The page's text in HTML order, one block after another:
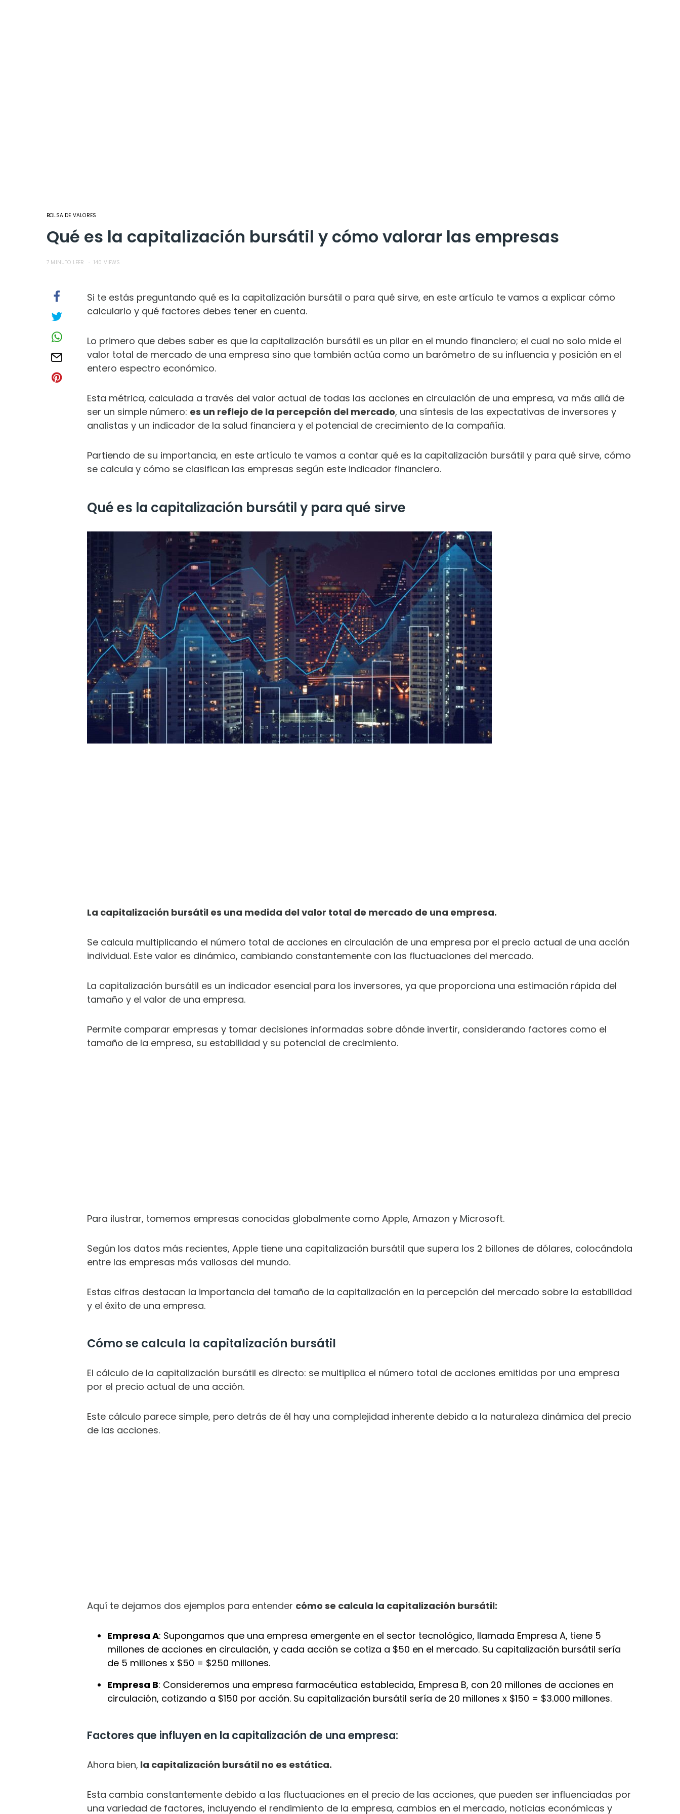
BOLSA DE VALORES
Qué es la capitalización bursátil y cómo valorar las empresas
7 MINUTO LEER 140 VIEWS
Si te estás preguntando qué es la capitalización bursátil o para qué sirve, en este artículo te vamos a explicar cómo
calcularlo y qué factores debes tener en cuenta.
Lo primero que debes saber es que la capitalización bursátil es un pilar en el mundo financiero; el cual no solo mide el
valor total de mercado de una empresa sino que también actúa como un barómetro de su influencia y posición en el
entero espectro económico.
Esta métrica, calculada a través del valor actual de todas las acciones en circulación de una empresa, va más allá de
ser un simple número: es un reflejo de la percepción del mercado, una síntesis de las expectativas de inversores y
analistas y un indicador de la salud financiera y el potencial de crecimiento de la compañía.
Partiendo de su importancia, en este artículo te vamos a contar qué es la capitalización bursátil y para qué sirve, cómo
se calcula y cómo se clasifican las empresas según este indicador financiero.
Qué es la capitalización bursátil y para qué sirve
La capitalización bursátil es una medida del valor total de mercado de una empresa.
Se calcula multiplicando el número total de acciones en circulación de una empresa por el precio actual de una acción
individual. Este valor es dinámico, cambiando constantemente con las fluctuaciones del mercado.
La capitalización bursátil es un indicador esencial para los inversores, ya que proporciona una estimación rápida del
tamaño y el valor de una empresa.
Permite comparar empresas y tomar decisiones informadas sobre dónde invertir, considerando factores como el
tamaño de la empresa, su estabilidad y su potencial de crecimiento.
Para ilustrar, tomemos empresas conocidas globalmente como Apple, Amazon y Microsoft.
Según los datos más recientes, Apple tiene una capitalización bursátil que supera los 2 billones de dólares, colocándola
entre las empresas más valiosas del mundo.
Estas cifras destacan la importancia del tamaño de la capitalización en la percepción del mercado sobre la estabilidad
y el éxito de una empresa.
Cómo se calcula la capitalización bursátil
El cálculo de la capitalización bursátil es directo: se multiplica el número total de acciones emitidas por una empresa
por el precio actual de una acción.
Este cálculo parece simple, pero detrás de él hay una complejidad inherente debido a la naturaleza dinámica del precio
de las acciones.
Aquí te dejamos dos ejemplos para entender cómo se calcula la capitalización bursátil:
Empresa A: Supongamos que una empresa emergente en el sector tecnológico, llamada Empresa A, tiene 5
millones de acciones en circulación, y cada acción se cotiza a $50 en el mercado. Su capitalización bursátil sería
de 5 millones x $50 = $250 millones.
Empresa B: Consideremos una empresa farmacéutica establecida, Empresa B, con 20 millones de acciones en
circulación, cotizando a $150 por acción. Su capitalización bursátil sería de 20 millones x $150 = $3.000 millones.
Factores que influyen en la capitalización de una empresa:
Ahora bien, la capitalización bursátil no es estática.
Esta cambia constantemente debido a las fluctuaciones en el precio de las acciones, que pueden ser influenciadas por
una variedad de factores, incluyendo el rendimiento de la empresa, cambios en el mercado, noticias económicas y